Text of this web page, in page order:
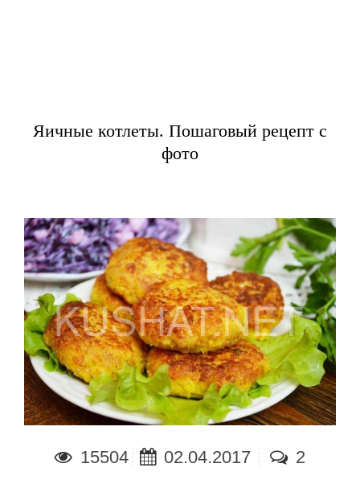
Яичные котлеты. Пошаговый рецепт с
фото
15504 02.04.2017 2